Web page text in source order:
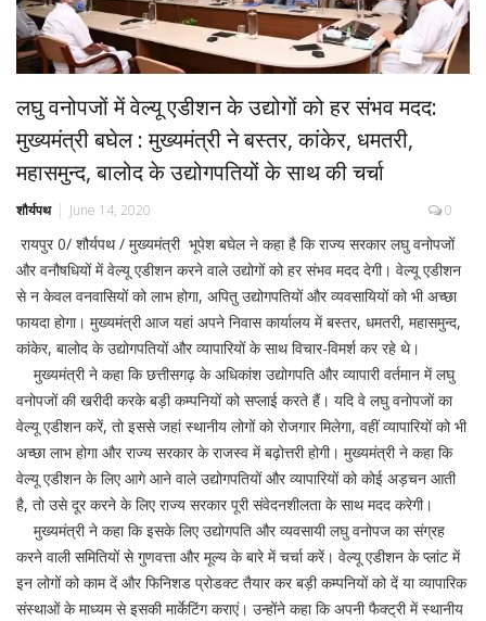
लघु वनोपजों में वेल्यू एडीशन के उद्योगों को हर संभव मदद:
मुख्यमंत्री बघेल : मुख्यमंत्री ने बस्तर, कांकेर, धमतरी,
महासमुन्द, बालोद के उद्योगपतियों के साथ की चर्चा
शौर्यपथ June 14, 2020 0
रायपुर 0/ शौर्यपथ / मुख्यमंत्री भूपेश बघेल ने कहा है कि राज्य सरकार लघु वनोपजों
और वनौषधियों में वेल्यू एडीशन करने वाले उद्योगों को हर संभव मदद देगी। वेल्यू एडीशन
से न केवल वनवासियों को लाभ होगा, अपितु उद्योगपतियों और व्यवसायियों को भी अच्छा
फायदा होगा। मुख्यमंत्री आज यहां अपने निवास कार्यालय में बस्तर, धमतरी, महासमुन्द,
कांकेर, बालोद के उद्योगपतियों और व्यापारियों के साथ विचार-विमर्श कर रहे थे।
मुख्यमंत्री ने कहा कि छत्तीसगढ़ के अधिकांश उद्योगपति और व्यापारी वर्तमान में लघु
वनोपजों की खरीदी करके बड़ी कम्पनियों को सप्लाई करते हैं। यदि वे लघु वनोपजों का
वेल्यू एडीशन करें, तो इससे जहां स्थानीय लोगों को रोजगार मिलेगा, वहीं व्यापारियों को भी
अच्छा लाभ होगा और राज्य सरकार के राजस्व में बढ़ोत्तरी होगी। मुख्यमंत्री ने कहा कि
वेल्यू एडीशन के लिए आगे आने वाले उद्योगपतियों और व्यापारियों को कोई अड़चन आती
है, तो उसे दूर करने के लिए राज्य सरकार पूरी संवेदनशीलता के साथ मदद करेगी।
मुख्यमंत्री ने कहा कि इसके लिए उद्योगपति और व्यवसायी लघु वनोपज का संग्रह
करने वाली समितियों से गुणवत्ता और मूल्य के बारे में चर्चा करें। वेल्यू एडीशन के प्लांट में
इन लोगों को काम दें और फिनिशड प्रोडक्ट तैयार कर बड़ी कम्पनियों को दें या व्यापारिक
संस्थाओं के माध्यम से इसकी मार्केटिंग कराएं। उन्होंने कहा कि अपनी फैक्ट्री में स्थानीय